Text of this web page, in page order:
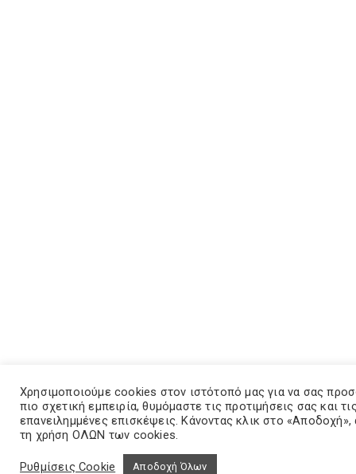
Χρησιμοποιούμε cookies στον ιστότοπό μας για να σας
πιο σχετική εμπειρία, θυμόμαστε τις προτιμήσεις σας και
επανειλημμένες επισκέψεις. Κάνοντας κλικ στο
τη χρήση ΟΛΩΝ των cookies.
Ρυθμίσεις Cookie Αποδοχή Όλων